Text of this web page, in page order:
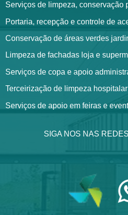
Serviços de limpeza, conservação
Portaria, recepção e controle de
Conservação de áreas verdes
Limpeza de fachadas loja e
Serviços de copa e apoio
Terceirização de limpeza
Serviços de apoio em feiras e
SIGA NOS NAS